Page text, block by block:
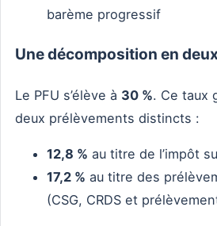
barème progressif
Une décomposition en
Le PFU s’élève à 30 %. Ce taux
deux prélèvements distincts :
12,8 % au titre de l’impôt
17,2 % au titre des
(CSG, CRDS et